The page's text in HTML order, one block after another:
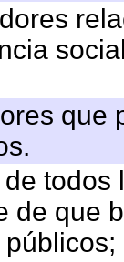
que
de que